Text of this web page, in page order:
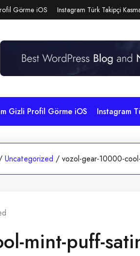
Görme iOS Instagram Türk Takipçi
Gizli Profil Görme iOS Instagram
Uncategorized / vozol-gear-10000-
mint-puff-